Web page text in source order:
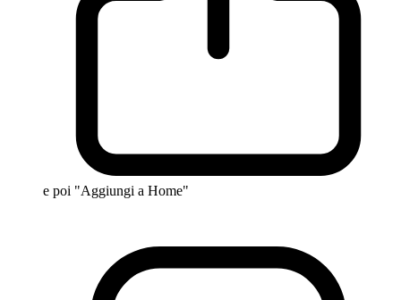
e poi "Aggiungi a Home"